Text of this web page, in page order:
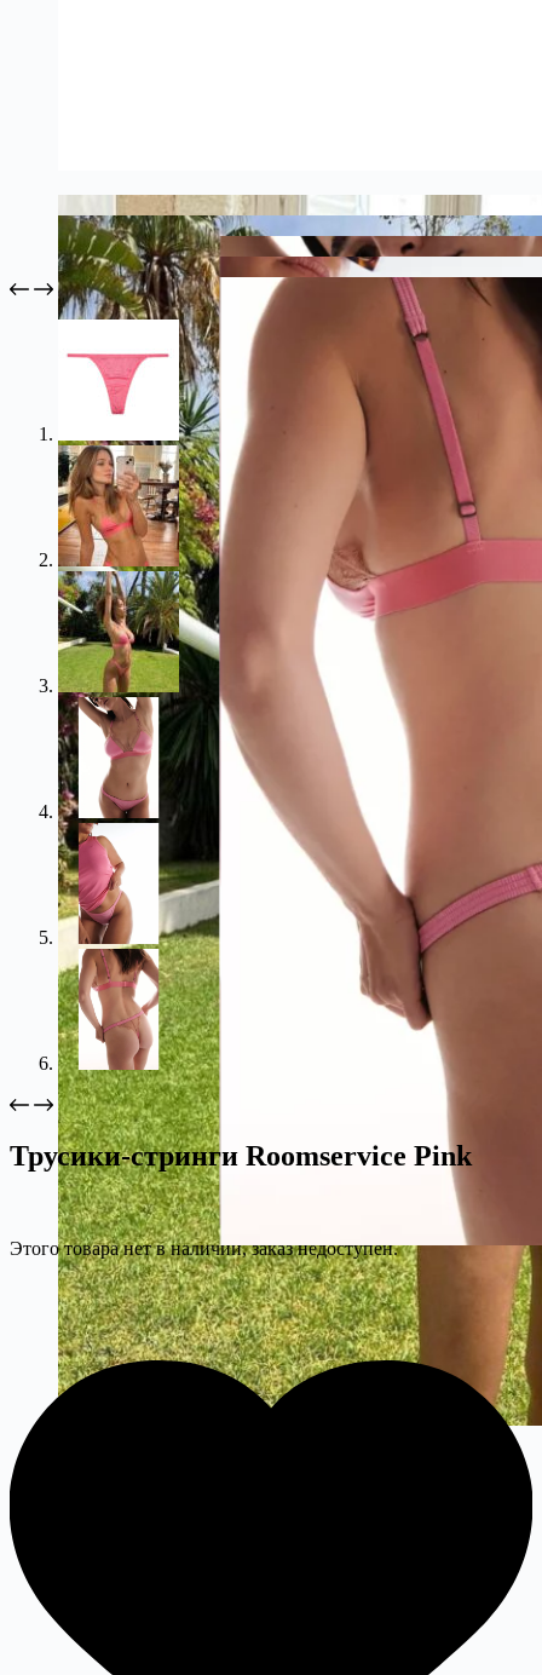
Трусики-стринги Roomservice Pink
Этого товара нет в наличии, заказ недоступен.